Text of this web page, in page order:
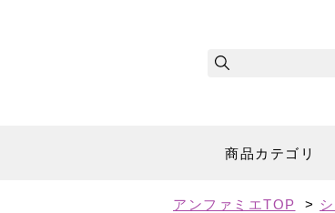
商品カテゴリ
アンファミエTOP >